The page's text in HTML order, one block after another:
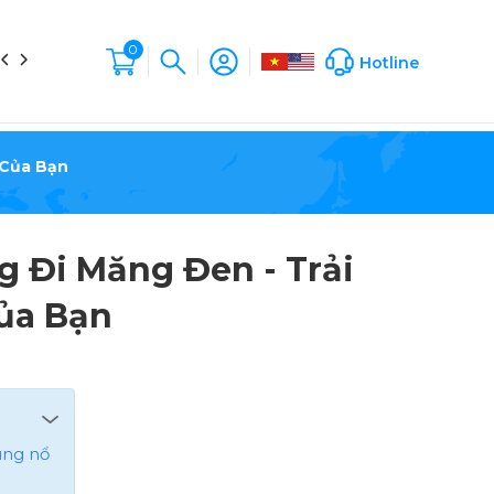
Tin tức Liên hệ Hộp Sản Phẩm Company Profile
0
Hotline
Bạn
Đi Măng Đen - Trải
Bạn
nổ